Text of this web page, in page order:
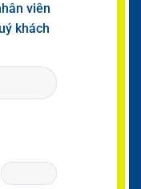
viên
khách